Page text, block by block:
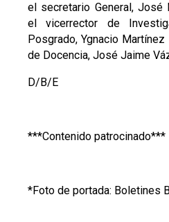
el secretario General, José
el vicerrector de
Posgrado, Ygnacio
de Docencia, José Jaime
D/B/E
***Contenido patrocinado***
*Foto de portada: Boletines